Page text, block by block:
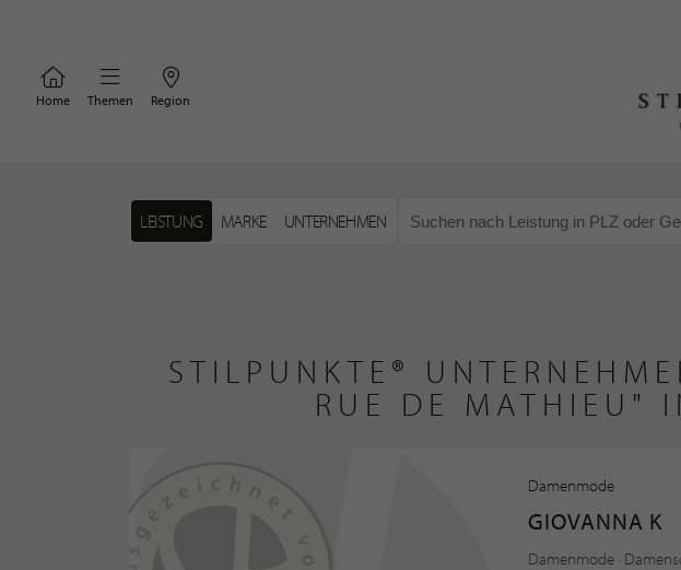
Home Themen Region
LEISTUNG MARKE UNTERNEHMEN
STILPUNKTE®
RUE DE MATHIEU"
Damenmode
GIOVANNA K
Damenmode ·